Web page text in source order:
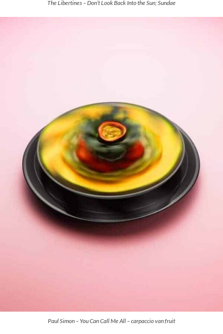
The Libertines – Don’t Look Back Into the Sun; Sundae
Paul Simon – You Can Call Me All – carpaccio van fruit